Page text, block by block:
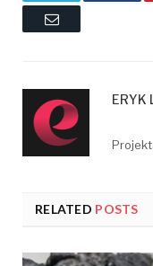
Email
ERYK
RELATED POSTS